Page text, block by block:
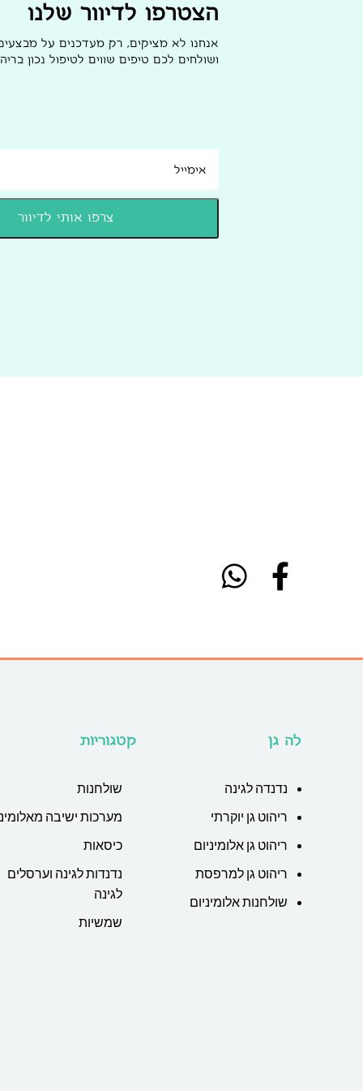
הצטרפו לדיוור שלנו
אנחנו לא מציקים, רק מעדכנים על
ושולחים לכם טיפים שווים לטיפול נכון
לה גן
נדנדה לגינה
ריהוט גן יוקרתי
ריהוט גן אלומיניום
ריהוט גן למרפסת
שולחנות אלומיניום
קטגוריות
שולחנות
מערכות ישיבה
כיסאות
נדנדות לגינה וערסלים
לגינה
שמשיות